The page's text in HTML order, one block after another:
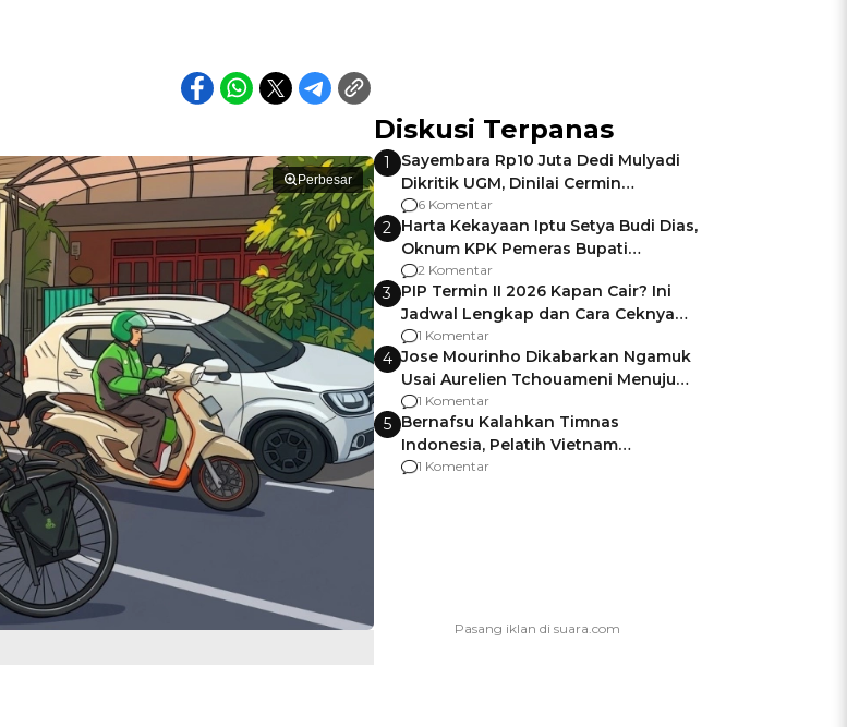
Perbesar
Diskusi Terpanas
1
Sayembara Rp10 Juta Dedi Mulyadi
Dikritik UGM, Dinilai Cermin
Gagalnya Negara Jamin Keamanan
6 Komentar
2 Harta Kekayaan Iptu Setya Budi Dias,
Oknum KPK Pemeras Bupati
Pemalang
2 Komentar
3 PIP Termin II 2026 Kapan Cair? Ini
Jadwal Lengkap dan Cara Ceknya
agar Dana Tidak Hangus!
1 Komentar
4 Jose Mourinho Dikabarkan Ngamuk
Usai Aurelien Tchouameni Menuju
Manchester United
1 Komentar
5 Bernafsu Kalahkan Timnas
Indonesia, Pelatih Vietnam
Berencana Pakai Jimat di Pakansari
1 Komentar